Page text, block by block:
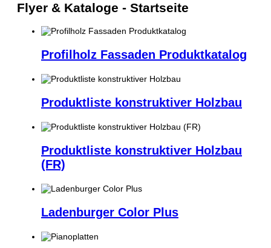
Flyer & Kataloge - Startseite
Profilholz Fassaden Produktkatalog
Produktliste konstruktiver Holzbau
Produktliste konstruktiver Holzbau
(FR)
Ladenburger Color Plus